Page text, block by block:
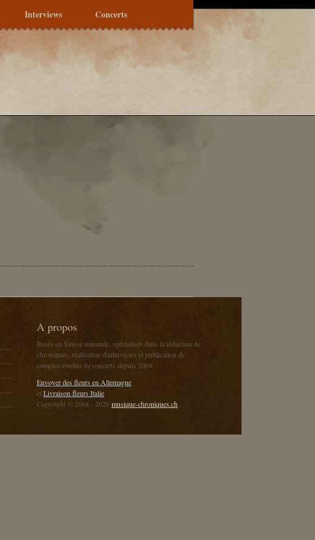
Interviews Concerts
A propos
Basés en Suisse romande, spécialisés dans la rédaction de
chroniques, réalisation d'interviews et publication de
comptes-rendus de concerts depuis 2004
Envoyer des fleurs en Allemagne
etLivraison fleurs Italie
Copyright © 2004 - 2026musique-chroniques.ch